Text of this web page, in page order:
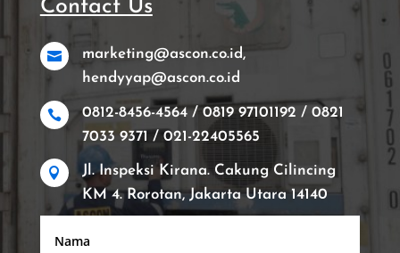
Contact Us

marketing@ascon.co.id,
hendyyap@ascon.co.id

0812-8456-4564 / 0819 97101192 / 0821
7033 9371 / 021-22405565

Jl. Inspeksi Kirana. Cakung Cilincing
KM 4. Rorotan, Jakarta Utara 14140